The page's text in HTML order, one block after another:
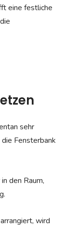
eine festliche
sehr
Fensterbank
den Raum,
wird